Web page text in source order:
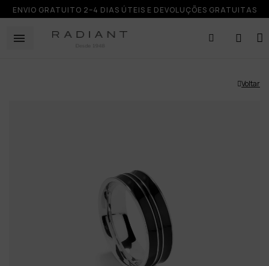
ENVIO GRATUITO 2–4 DIAS ÚTEIS E DEVOLUÇÕES GRATUITAS
Voltar